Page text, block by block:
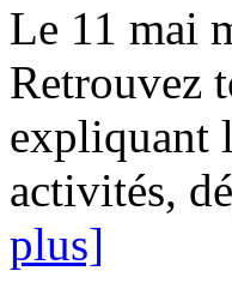
Le 11 mai
Retrouvez
expliquant
activités,
plus]